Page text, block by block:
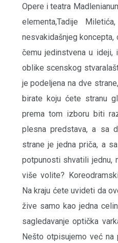
Opere i teatra
elementa,Tadije
nesvakidašnjeg
čemu jedinstvena u ideji,
oblike scenskog
je podeljena na dve
birate koju ćete stranu
prema tom izboru biti
plesna predstava, a sa
strane je jedna priča, a
potpunosti shvatili jednu,
više volite?
Na kraju ćete uvideti da
žive samo kao jedna
sagledavanje optička
Nešto otpisujemo već